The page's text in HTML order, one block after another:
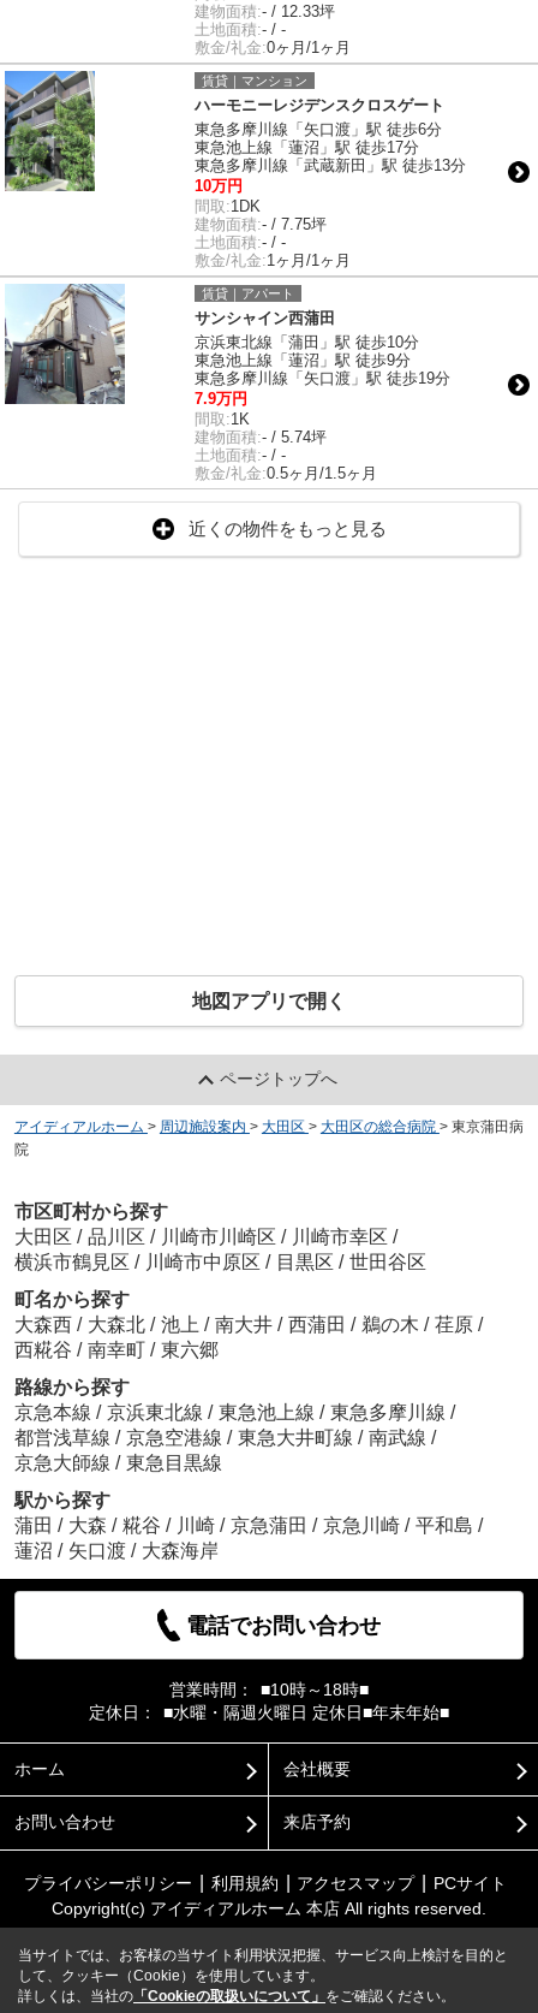
建物面積:- / 12.33坪
土地面積:- / -
敷金/礼金:0ヶ月/1ヶ月
賃貸｜マンション
ハーモニーレジデンスクロスゲート
東急多摩川線「矢口渡」駅 徒歩6分
東急池上線「蓮沼」駅 徒歩17分
東急多摩川線「武蔵新田」駅 徒歩13分
10万円
間取:1DK
建物面積:- / 7.75坪
土地面積:- / -
敷金/礼金:1ヶ月/1ヶ月
賃貸｜アパート
サンシャイン西蒲田
京浜東北線「蒲田」駅 徒歩10分
東急池上線「蓮沼」駅 徒歩9分
東急多摩川線「矢口渡」駅 徒歩19分
7.9万円
間取:1K
建物面積:- / 5.74坪
土地面積:- / -
敷金/礼金:0.5ヶ月/1.5ヶ月
近くの物件をもっと見る
地図アプリで開く
ページトップへ
アイディアルホーム > 周辺施設案内 > 大田区 > 大田区の総合病院 > 東京蒲田病
院
市区町村から探す
大田区 / 品川区 / 川崎市川崎区 / 川崎市幸区 /
横浜市鶴見区 / 川崎市中原区 / 目黒区 / 世田谷区
町名から探す
大森西 / 大森北 / 池上 / 南大井 / 西蒲田 / 鵜の木 / 荏原 /
西糀谷 / 南幸町 / 東六郷
路線から探す
京急本線 / 京浜東北線 / 東急池上線 / 東急多摩川線 /
都営浅草線 / 京急空港線 / 東急大井町線 / 南武線 /
京急大師線 / 東急目黒線
駅から探す
蒲田 / 大森 / 糀谷 / 川崎 / 京急蒲田 / 京急川崎 / 平和島 /
蓮沼 / 矢口渡 / 大森海岸
電話でお問い合わせ
営業時間：
■10時～18時■
定休日：
■水曜・隔週火曜日 定休日■年末年始■
ホーム 会社概要
お問い合わせ 来店予約
プライバシーポリシー 利用規約 アクセスマップ
PCサイト
Copyright(c) アイディアルホーム 本店 All rights reserved.
当サイトでは、お客様の当サイト利用状況把握、サービス向上検討を目的と
して、クッキー（Cookie）を使用しています。
詳しくは、当社の 「Cookieの取扱いについて」 をご確認ください。